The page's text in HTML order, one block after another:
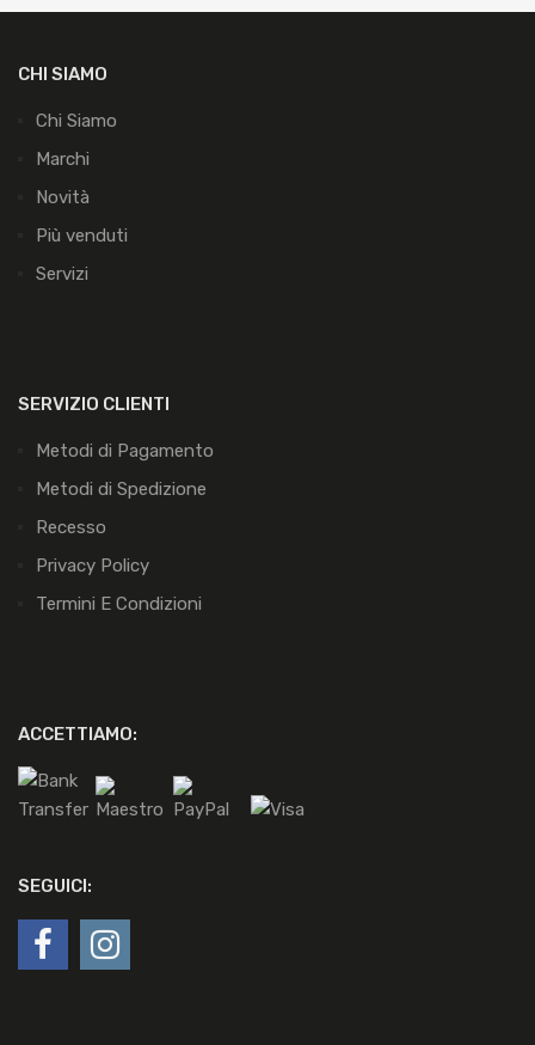
CHI SIAMO
Chi Siamo
Marchi
Novità
Più venduti
Servizi
SERVIZIO CLIENTI
Metodi di Pagamento
Metodi di Spedizione
Recesso
Privacy Policy
Termini E Condizioni
ACCETTIAMO:
SEGUICI: